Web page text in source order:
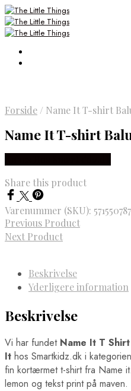
Forside / Name It T-shirt
Name It T-shirt
Share this product
Varenummer (SKU):
Previous Product
Next Product
Beskrivelse
Yderligere information
Beskrivelse
Vi har fundet Name It T
It hos Smartkidz.dk i kategorien
fin kortærmet t-shirt fra Name
lemon og tekst print på maven.